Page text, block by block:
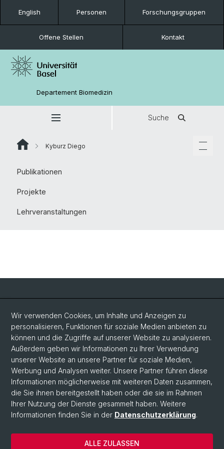
English Personen Forschungsgruppen
Offene Stellen Kontakt
Departement Biomedizin
Suche
Kyburz Diego
Publikationen
Projekte
Lehrveranstaltungen
Social Media
LinkedIn
Bluesky
Vimeo
© Universität Basel
Datenschutzerklärung
Wir verwenden Cookies, um Inhalte und Anzeigen zu
personalisieren, Funktionen für soziale Medien anbieten zu
können und die Zugriffe auf unserer Website zu analysieren.
Außerdem geben wir Informationen zu Ihrer Verwendung
unserer Website an unsere Partner für soziale Medien,
Werbung und Analysen weiter. Unsere Partner führen diese
Informationen möglicherweise mit weiteren Daten zusammen,
die Sie ihnen bereitgestellt haben oder die sie im Rahmen
Ihrer Nutzung der Dienste gesammelt haben. Weitere
Informationen finden Sie in der Datenschutzerklärung.
ALLE ZULASSEN